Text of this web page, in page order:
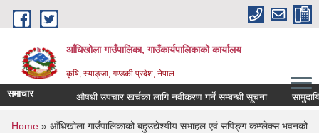
Skip to main content
आँधिखोला गाउँपालिका, गाउँकार्यपालिकाको कार्यालय
कृषि, स्याङ्जा, गण्डकी प्रदेश, नेपाल
समाचार औषधी उपचार खर्चका लागि नवीकरण गर्ने सम्बन्धी सूचना
Home » आँधिखोला गाउँपालिकाको बहुउद्येश्यीय सभाहल एवं सपिङ्ग कम्प्लेक्स भवनको